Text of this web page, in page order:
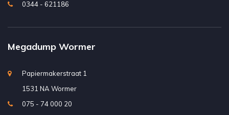
0344 - 621186
Megadump Wormer
Papiermakerstraat 1
1531 NA Wormer
075 - 74 000 20